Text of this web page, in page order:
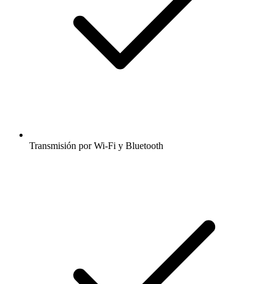
Transmisión por Wi-Fi y Bluetooth